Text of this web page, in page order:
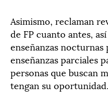
Asimismo, reclaman
de FP cuanto antes,
enseñanzas nocturnas
enseñanzas parciales
personas que buscan
tengan su oportunidad.